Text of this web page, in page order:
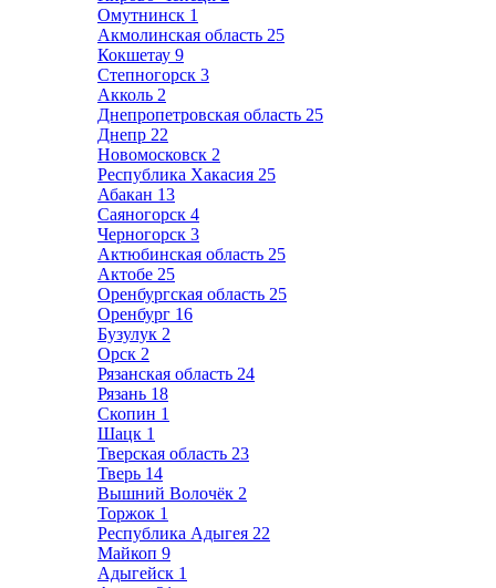
Омутнинск 1
Акмолинская область 25
Кокшетау 9
Степногорск 3
Акколь 2
Днепропетровская область 25
Днепр 22
Новомосковск 2
Республика Хакасия 25
Абакан 13
Саяногорск 4
Черногорск 3
Актюбинская область 25
Актобе 25
Оренбургская область 25
Оренбург 16
Бузулук 2
Орск 2
Рязанская область 24
Рязань 18
Скопин 1
Шацк 1
Тверская область 23
Тверь 14
Вышний Волочёк 2
Торжок 1
Республика Адыгея 22
Майкоп 9
Адыгейск 1